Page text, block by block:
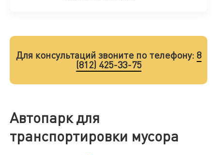
Для консультаций звоните по телефону: 8
(812) 425-33-75
Автопарк для
транспортировки мусора